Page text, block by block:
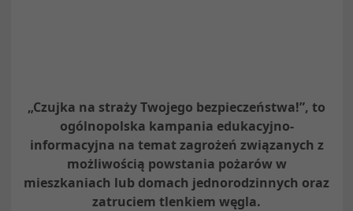
„Czujka na straży Twojego bezpieczeństwa!”, to
ogólnopolska kampania edukacyjno-
informacyjna na temat zagrożeń związanych z
możliwością powstania pożarów w
mieszkaniach lub domach jednorodzinnych oraz
zatruciem tlenkiem węgla.